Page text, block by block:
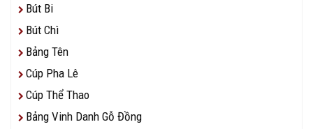
Bút Bi
Bút Chì
Bảng Tên
Cúp Pha Lê
Cúp Thể Thao
Bảng Vinh Danh Gỗ Đồng